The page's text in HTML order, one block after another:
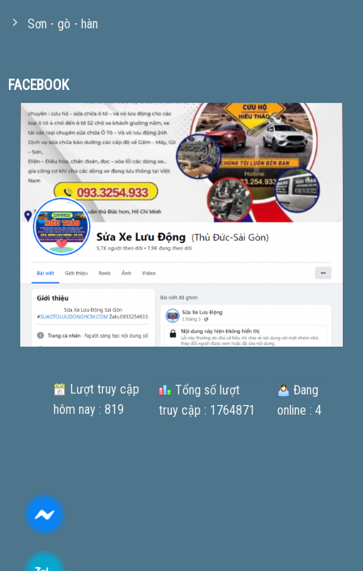
Sơn - gò - hàn
FACEBOOK
Lượt truy cập
hôm nay : 819
Tổng số lượt
truy cập : 1764871
Đang
online : 4